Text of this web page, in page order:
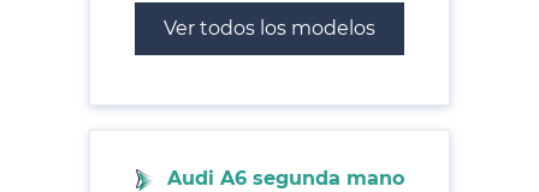
Ver todos los modelos
Audi A6 segunda mano